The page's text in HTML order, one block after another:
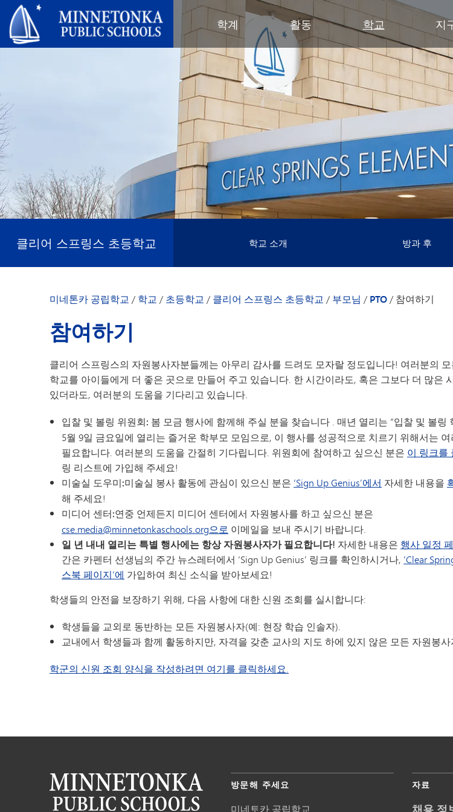
미네토카 공립학교
학계
지역 프로그램
컴퓨터 과학 및 코딩
디지털 헬스 & 웰니스
언어 몰입 교육
네비게이터 프로그램
올베우스(OLWEUS) 학교 폭력 예
방
톤카 온라인
유아기
영유아 건강 검진
유아기 가족 교육(ECFE)
유아 특수교육 (ECSE)
주니어 익스플로러 어린이집
미네토카 유치원
초등부 (유치원~5학년)
교육 과정
초등학생용 웹 링크
초등학교 미술 교육
몰입형 교육 과정 (유치원~5학년)
문해력 증진 계획
중학
학술
강좌
언어
활동
우수성 기념 행사
봉사 기념 행사
지역사회 교육
목표를 가진 육아
‘더 푸른 미래를 위한’ 재사용 및 재
톤카가 제공합니다
초등학교
지역 합창단
톤카 과외
청소년 여가 활동
활동 - MME
활동 - MMW
고등학교 활동
동아리 및 특별 활동
문의하기
미네토카 합창단(새 창/탭에서
미네토카 밴드(새 창/탭에서 열
미네토카 오케스트라(새 창/탭
미네토카 극장
(새 창/탭에서 열
등록(새 창/탭에서 열림)
학교
지역사회 교육
미네토카 유치원 및 ECFE
탐험가 (보육)
성인 프로그램
초등학교
클리어 스프링스 초등학교
딥헤이븐 초등학교
엑셀시어 초등학교
그로브랜드 초등학교
미네와슈타 초등학교
스케닉 하이츠 초등학교
중학교
동부
웨스
고등학
미네
지
미네토카 학군 소개
지역 지도(새 창/탭에서 열림)
사명, 신념 및 비전
학부모 및 학생 안내서
자랑스러운 점
직원 명단
부서
예산 및 재무
입찰 및 제안서 모집
커뮤니케이션
시설 이용 및 대관
인사
영양 서비스
재학생 및 일반 모집
안전 및 보안
교육과 학습
기술
교통
파트너
후원회
사례
다이
미네
미네
스키
톤카
톤카
클리어 스프링스 초등학교 학교 소개
교장 선생님의 환영사
방과 후
탐험가들
미네톤카 공립학교 / 학교 / 초등학교 / 클리어 스프링스 초등학교 / 부모님 / PTO/ 참여하기
참여하기
클리어 스프링스의 자원봉사자분들께는 아무리 감사를 드려도 모자랄 정도입니다! 여러분의
학교를 아이들에게 더 좋은 곳으로 만들어 주고 있습니다. 한 시간이라도, 혹은 그보다 더 많은
있더라도, 여러분의 도움을 기다리고 있습니다.
입찰 및 볼링 위원회: 봄 모금 행사에 함께해 주실 분을 찾습니다 . 매년 열리는 “입찰 및 볼링
5월 9일 금요일에 열리는 즐거운 학부모 모임으로, 이 행사를 성공적으로 치르기 위해서는
필요합니다. 여러분의 도움을 간절히 기다립니다. 위원회에 참여하고 싶으신 분은 이 링크를
링 리스트에 가입해 주세요!
미술실 도우미:미술실 봉사 활동에 관심이 있으신 분은 ‘Sign Up Genius’에서 자세한 내용을
해 주세요!
미디어 센터:연중 언제든지 미디어 센터에서 자원봉사를 하고 싶으신 분은
cse.media@minnetonkaschools.org으로 이메일을 보내 주시기 바랍니다.
일 년 내내 열리는 특별 행사에는 항상 자원봉사자가 필요합니다! 자세한 내용은 행사 일정
간은 카펜터 선생님의 주간 뉴스레터에서 ‘Sign Up Genius’ 링크를 확인하시거나, ‘Clear
스북 페이지’에 가입하여 최신 소식을 받아보세요!
학생들의 안전을 보장하기 위해, 다음 사항에 대한 신원 조회를 실시합니다:
학생들을 교외로 동반하는 모든 자원봉사자(예: 현장 학습 인솔자).
교내에서 학생들과 함께 활동하지만, 자격을 갖춘 교사의 지도 하에 있지 않은 모든 자원봉사
학군의 신원 조회 양식을 작성하려면 여기를 클릭하세요.
방문해 주세요
미네토카 공립학교
자료